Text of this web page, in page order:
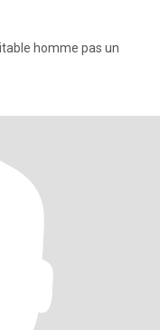
homme pas un